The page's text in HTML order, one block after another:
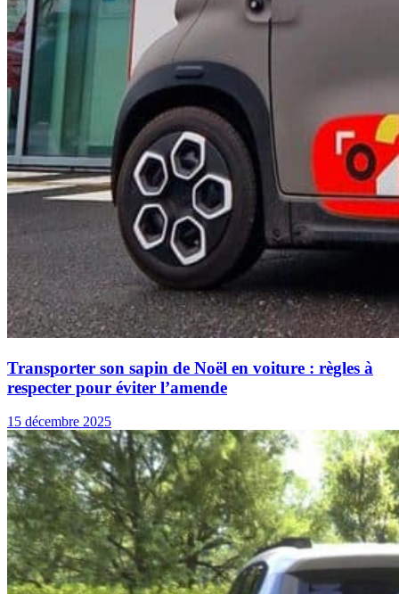
Transporter son sapin de Noël en voiture : règles à
respecter pour éviter l’amende
15 décembre 2025